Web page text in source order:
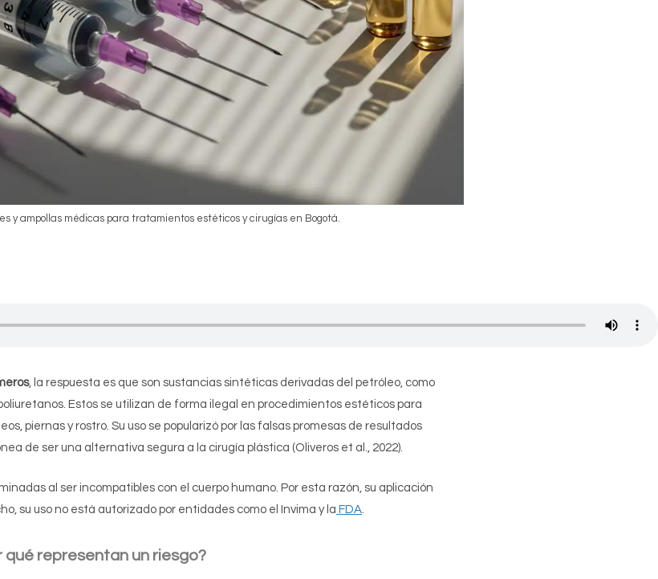
y ampollas médicas para tratamientos estéticos y cirugías en Bogotá.
, la respuesta es que son sustancias sintéticas derivadas del petróleo, como
Estos se utilizan de forma ilegal en procedimientos estéticos para
piernas y rostro. Su uso se popularizó por las falsas promesas de resultados
de ser una alternativa segura a la cirugía plástica (Oliveros et al., 2022).
al ser incompatibles con el cuerpo humano. Por esta razón, su aplicación
su uso no está autorizado por entidades como el Invima y la FDA
qué representan un riesgo?